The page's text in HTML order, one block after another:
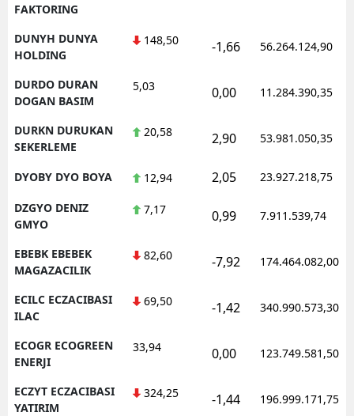
FAKTORING
DUNYH DUNYA
HOLDING
148,50 -1,66 56.264.124,90
DURDO DURAN
DOGAN BASIM
5,03 0,00 11.284.390,35
DURKN DURUKAN
SEKERLEME
20,58 2,90 53.981.050,35
DYOBY DYO BOYA 12,94 2,05 23.927.218,75
DZGYO DENIZ
GMYO
7,17 0,99 7.911.539,74
EBEBK EBEBEK
MAGAZACILIK
82,60 -7,92 174.464.082,00
ECILC ECZACIBASI
ILAC
69,50 -1,42 340.990.573,30
ECOGR ECOGREEN
ENERJI
33,94 0,00 123.749.581,50
ECZYT ECZACIBASI
YATIRIM
324,25 -1,44 196.999.171,75